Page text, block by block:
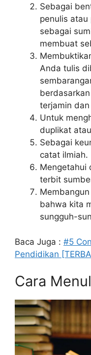
Sebagai
penulis
sebagai
membuat
Anda tulis
terjamin
Untuk
duplikat
Sebagai
catat ilmiah.
Mengetahui
terbit
bahwa kita
sungguh-
Baca Juga : #5
Pendidikan
Cara